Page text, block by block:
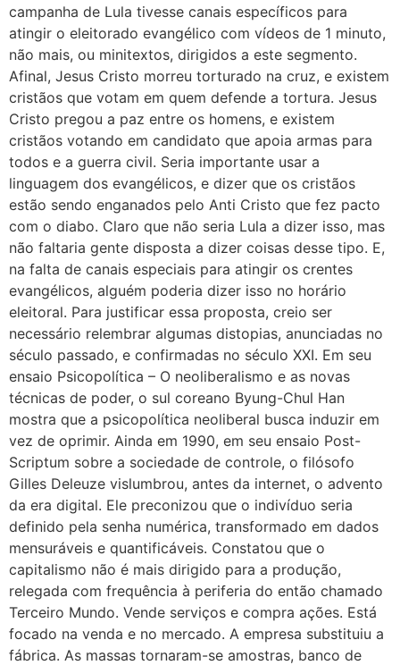
campanha de Lula tivesse canais específicos para
atingir o eleitorado evangélico com vídeos de 1 minuto,
não mais, ou minitextos, dirigidos a este segmento.
Afinal, Jesus Cristo morreu torturado na cruz, e existem
cristãos que votam em quem defende a tortura. Jesus
Cristo pregou a paz entre os homens, e existem
cristãos votando em candidato que apoia armas para
todos e a guerra civil. Seria importante usar a
linguagem dos evangélicos, e dizer que os cristãos
estão sendo enganados pelo Anti Cristo que fez pacto
com o diabo. Claro que não seria Lula a dizer isso, mas
não faltaria gente disposta a dizer coisas desse tipo. E,
na falta de canais especiais para atingir os crentes
evangélicos, alguém poderia dizer isso no horário
eleitoral. Para justificar essa proposta, creio ser
necessário relembrar algumas distopias, anunciadas no
século passado, e confirmadas no século XXI. Em seu
ensaio Psicopolítica – O neoliberalismo e as novas
técnicas de poder, o sul coreano Byung-Chul Han
mostra que a psicopolítica neoliberal busca induzir em
vez de oprimir. Ainda em 1990, em seu ensaio Post-
Scriptum sobre a sociedade de controle, o filósofo
Gilles Deleuze vislumbrou, antes da internet, o advento
da era digital. Ele preconizou que o indivíduo seria
definido pela senha numérica, transformado em dados
mensuráveis e quantificáveis. Constatou que o
capitalismo não é mais dirigido para a produção,
relegada com frequência à periferia do então chamado
Terceiro Mundo. Vende serviços e compra ações. Está
focado na venda e no mercado. A empresa substituiu a
fábrica. As massas tornaram-se amostras, banco de